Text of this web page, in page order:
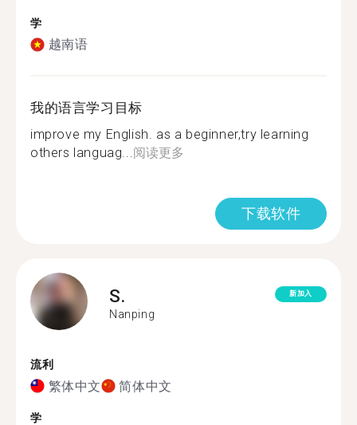
学
越南语
我的语言学习目标
improve my English. as a beginner,try learning
others languag...阅读更多
下载软件
S.
Nanping
新加入
流利
繁体中文 简体中文
学